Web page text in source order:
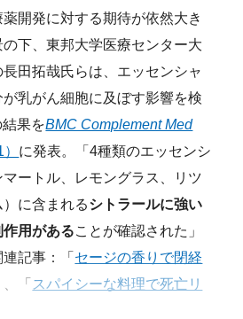
開発に対する期待が依然大き
下、東邦大学医療センター大
田拓哉氏らは、エッセンシャ
乳がん細胞に及ぼす影響を検
果をBMC Complement Med
に発表。「4種類のエッセンシ
ートル、レモングラス、リツ
に含まれるシトラールに強い
用があることが確認された」
記事：「 セージの香りで閉経
、「 スパイシーな料理で死亡リ